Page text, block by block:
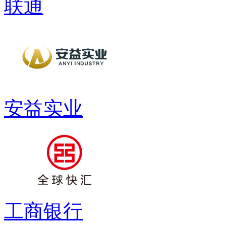
联通
安益实业
工商银行